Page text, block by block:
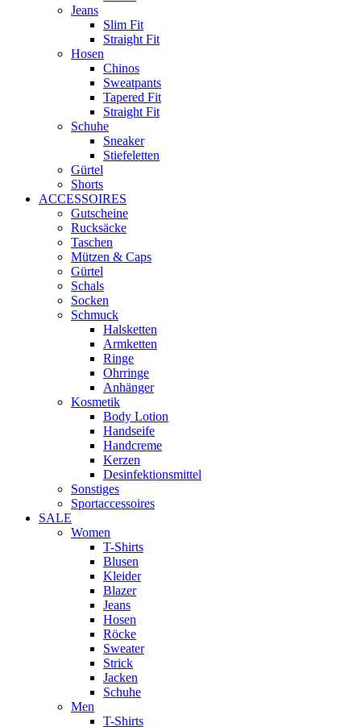
Jeans
Slim Fit
Straight Fit
Hosen
Chinos
Sweatpants
Tapered Fit
Straight Fit
Schuhe
Sneaker
Stiefeletten
Gürtel
Shorts
ACCESSOIRES
Gutscheine
Rucksäcke
Taschen
Mützen & Caps
Gürtel
Schals
Socken
Schmuck
Halsketten
Armketten
Ringe
Ohrringe
Anhänger
Kosmetik
Body Lotion
Handseife
Handcreme
Kerzen
Desinfektionsmittel
Sonstiges
Sportaccessoires
SALE
Women
T-Shirts
Blusen
Kleider
Blazer
Jeans
Hosen
Röcke
Sweater
Strick
Jacken
Schuhe
Men
T-Shirts